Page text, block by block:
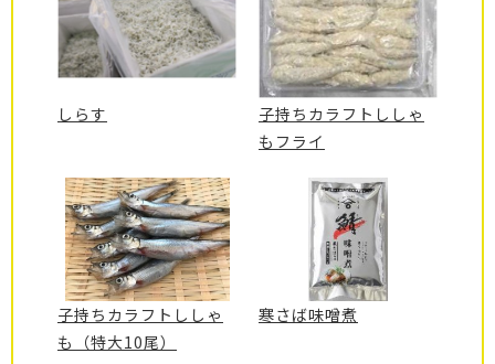
しらす
子持ちカラフトししゃ
もフライ
子持ちカラフトししゃ
も（特大10尾）
寒さば味噌煮